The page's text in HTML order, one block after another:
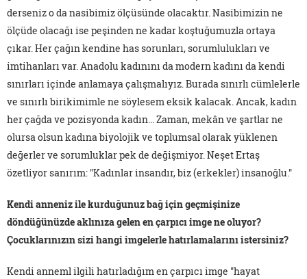
derseniz o da nasibimiz ölçüsünde olacaktır. Nasibimizin ne
ölçüde olacağı ise peşinden ne kadar koştuğumuzla ortaya
çıkar. Her çağın kendine has sorunları, sorumlulukları ve
imtihanları var. Anadolu kadınını da modern kadını da kendi
sınırları içinde anlamaya çalışmalıyız. Burada sınırlı cümlelerle
ve sınırlı birikimimle ne söylesem eksik kalacak. Ancak, kadın
her çağda ve pozisyonda kadın... Zaman, mekân ve şartlar ne
olursa olsun kadına biyolojik ve toplumsal olarak yüklenen
değerler ve sorumluklar pek de değişmiyor. Neşet Ertaş
özetliyor sanırım: "Kadınlar insandır, biz (erkekler) insanoğlu."
Kendi anneniz ile kurduğunuz bağ için geçmişinize
döndüğünüzde aklınıza gelen en çarpıcı imge ne oluyor?
Çocuklarınızın sizi hangi imgelerle hatırlamalarını istersiniz?
Kendi anneml ilgili hatırladığım en çarpıcı imge "hayat